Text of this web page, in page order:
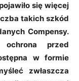
się więcej
takich szkód
Compensy.
ochrona przed
w formie
zwłaszcza